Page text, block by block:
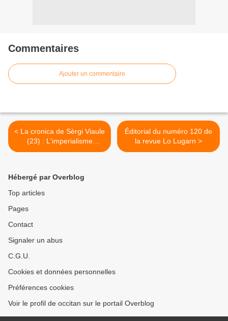
Commentaires
Ajouter un commentaire
< La cronica de Sèrgi Viaule
(23) : L'imperialisme
francés es una usina a
Éditorial du numéro 120 de
la revue Lo Lugarn >
Hébergé par Overblog
Top articles
Pages
Contact
Signaler un abus
C.G.U.
Cookies et données personnelles
Préférences cookies
Voir le profil de occitan sur le portail Overblog